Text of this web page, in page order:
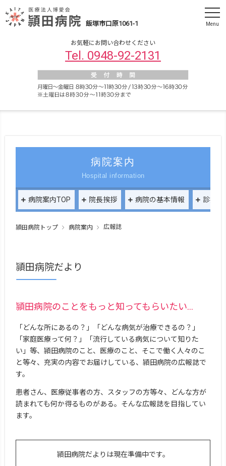
飯塚市口原1061-1
お気軽にお問い合わせください
Tel. 0948-92-2131
Menu
病院案内
Hospital information
病院案内TOP 院長挨拶 病院の基本情報 診療
頴田病院トップ 病院案内 広報誌
頴田病院だより
頴田病院のことをもっと知ってもらいたい...
「どんな所にあるの？」「どんな病気が治療できるの？」
「家庭医療って何？」「流行している病気について知りた
い」等、頴田病院のこと、医療のこと、そこで働く人々のこ
と等々、充実の内容でお届けしている、頴田病院の広報誌で
す。
患者さん、医療従事者の方、スタッフの方等々、どんな方が
読まれても何か得るものがある。そんな広報誌を目指してい
ます。
頴田病院だよりは現在準備中です。